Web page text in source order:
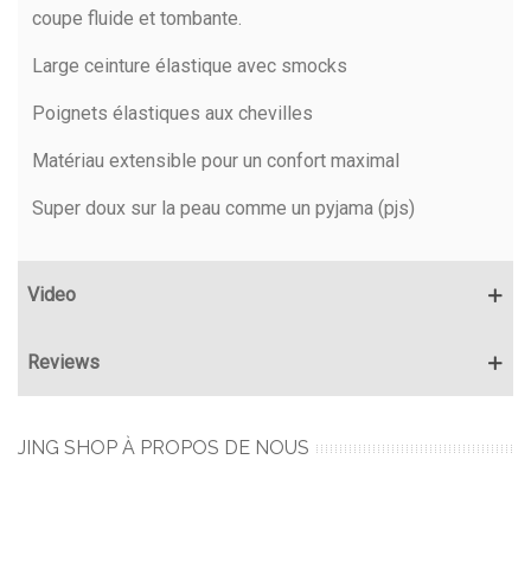
coupe fluide et tombante.
Large ceinture élastique avec smocks
Poignets élastiques aux chevilles
Matériau extensible pour un confort maximal
Super doux sur la peau comme un pyjama (pjs)
Video
Reviews
JING SHOP À PROPOS DE NOUS